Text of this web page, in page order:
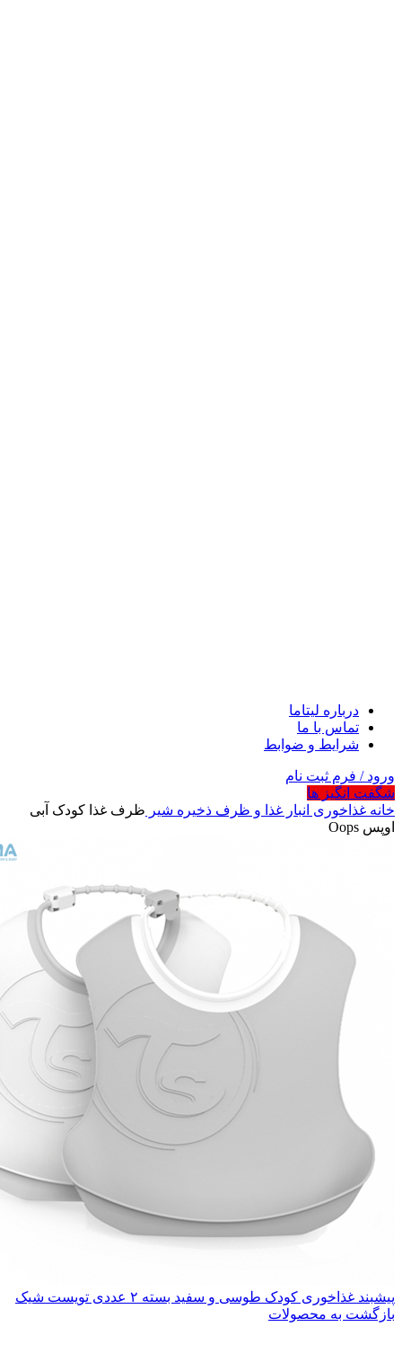
درباره لیتاما
تماس با ما
شرایط و ضوابط
ورود / فرم ثبت نام
شگفت انگیز ها
خانه غذاخوری انبار غذا و ظرف ذخیره شیر ظرف غذا کودک آبی
اوپس Oops
پیشبند غذاخوری کودک طوسی و سفید بسته ۲ عددی تویست شیک
بازگشت به محصولات